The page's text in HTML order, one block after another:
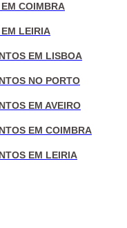
COIMBRA
LEIRIA
EM LISBOA
NO PORTO
EM AVEIRO
EM COIMBRA
EM LEIRIA